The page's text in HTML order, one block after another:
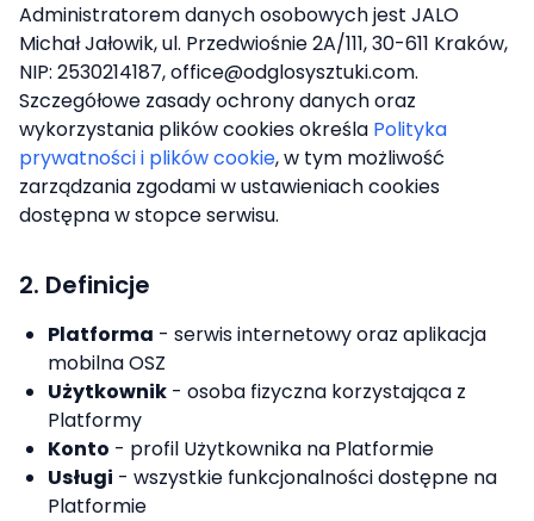
Administratorem danych osobowych jest JALO
Michał Jałowik, ul. Przedwiośnie 2A/111, 30-611 Kraków,
NIP: 2530214187, office@odglosysztuki.com.
Szczegółowe zasady ochrony danych oraz
wykorzystania plików cookies określa Polityka
prywatności i plików cookie, w tym możliwość
zarządzania zgodami w ustawieniach cookies
dostępna w stopce serwisu.
2. Definicje
Platforma - serwis internetowy oraz aplikacja
mobilna OSZ
Użytkownik - osoba fizyczna korzystająca z
Platformy
Konto - profil Użytkownika na Platformie
Usługi - wszystkie funkcjonalności dostępne na
Platformie